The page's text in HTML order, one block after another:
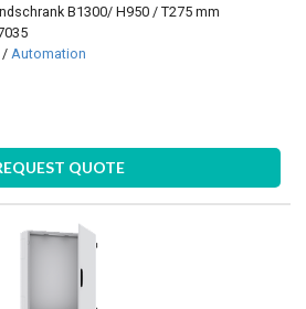
B1300/ H950 / T275 mm
/ Automation
QUOTE